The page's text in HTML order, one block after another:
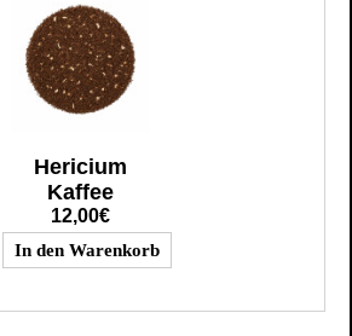
Hericium
Kaffee
12,00€